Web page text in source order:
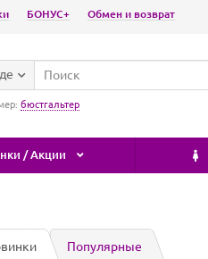
БОНУС+ Обмен и возврат
бюстгальтер
/ Акции
Популярные